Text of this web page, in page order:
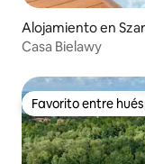
Alojamiento en
Casa Bielawy
Favorito entre
Favorito entre